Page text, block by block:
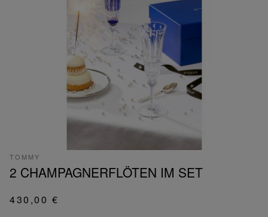
TOMMY
2 CHAMPAGNERFLÖTEN IM SET
430,00 €